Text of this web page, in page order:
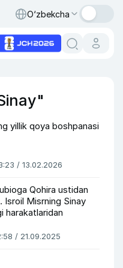
O‘zbekcha
yillik qoya boshpanasi
/ 13.02.2026
Qohira ustidan
Isroil Misrning Sinay
harakatlaridan
/ 21.09.2025